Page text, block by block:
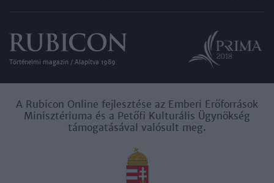
Történelmi magazin / Alapítva 1989
A Rubicon Online fejlesztése az Emberi Erőforrások
Minisztériuma és a Petőfi Kulturális Ügynökség
támogatásával valósult meg.